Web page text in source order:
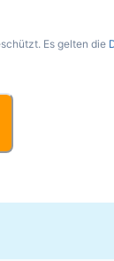
Es gelten die